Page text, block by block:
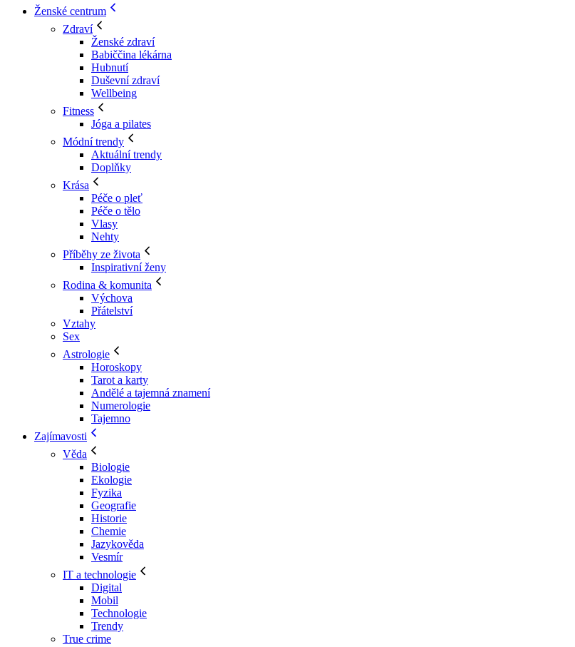
Ženské centrum
Zdraví
Ženské zdraví
Babiččina lékárna
Hubnutí
Duševní zdraví
Wellbeing
Fitness
Jóga a pilates
Módní trendy
Aktuální trendy
Doplňky
Krása
Péče o pleť
Péče o tělo
Vlasy
Nehty
Příběhy ze života
Inspirativní ženy
Rodina & komunita
Výchova
Přátelství
Vztahy
Sex
Astrologie
Horoskopy
Tarot a karty
Andělé a tajemná znamení
Numerologie
Tajemno
Zajímavosti
Věda
Biologie
Ekologie
Fyzika
Geografie
Historie
Chemie
Jazykověda
Vesmír
IT a technologie
Digital
Mobil
Technologie
Trendy
True crime